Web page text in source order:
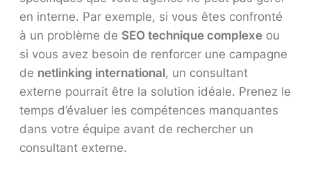
en interne. Par exemple, si vous êtes confronté
à un problème de SEO technique complexe ou
si vous avez besoin de renforcer une campagne
de netlinking international, un consultant
externe pourrait être la solution idéale. Prenez le
temps d’évaluer les compétences manquantes
dans votre équipe avant de rechercher un
consultant externe.